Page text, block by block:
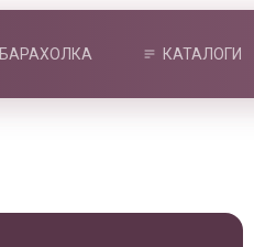
БАРАХОЛКА КАТАЛОГИ